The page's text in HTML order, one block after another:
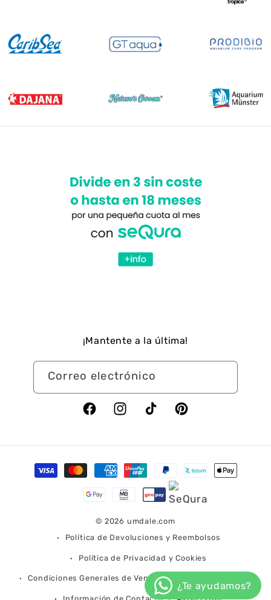
¡Mantente a la última!
Correo electrónico
FacebookInstagramTikTok Pinterest
Formas
de
© 2026 umdale.com
Política de Devoluciones y Reembolsos
Política de Privacidad y Cookies
Condiciones Generales de Venta Condiciones de Envío